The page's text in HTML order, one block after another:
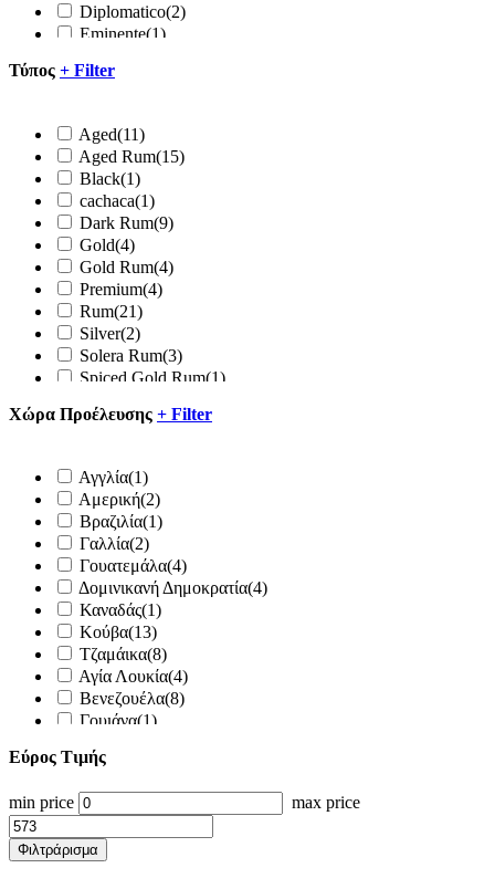
Diplomatico(2)
Eminente(1)
Kraken
Plantation
Ron Barcelo(1)
Ron Legendario
Ron Varadero
Ron Zacapa(4)
Sailor Jerry
Screech(1)
Ypioca(1)
BUMBU
Don Papa
Τύπος + Filter
Aged(11)
Aged Rum(15)
Black(1)
cachaca(1)
Dark Rum(9)
Gold(4)
Gold Rum(4)
Premium(4)
Rum(21)
Silver(2)
Solera Rum(3)
Spiced Gold Rum(1)
White(2)
Wine Cask Rum
Wite rum(1)
CREAM RUM
spirit drink based in rum
Xώρα Προέλευσης + Filter
Αγγλία(1)
Αμερική(2)
Βραζιλία(1)
Γαλλία(2)
Γουατεμάλα(4)
Δομινικανή Δημοκρατία(4)
Καναδάς(1)
Κούβα(13)
Τζαμάικα(8)
Αγία Λουκία(4)
Βενεζουέλα(8)
Γουιάνα(1)
Καραϊβική
Μαυρίκιος
Νησιά Μπαρμπέιντος
Εύρος Τιμής
min price max price
Φιλτράρισμα